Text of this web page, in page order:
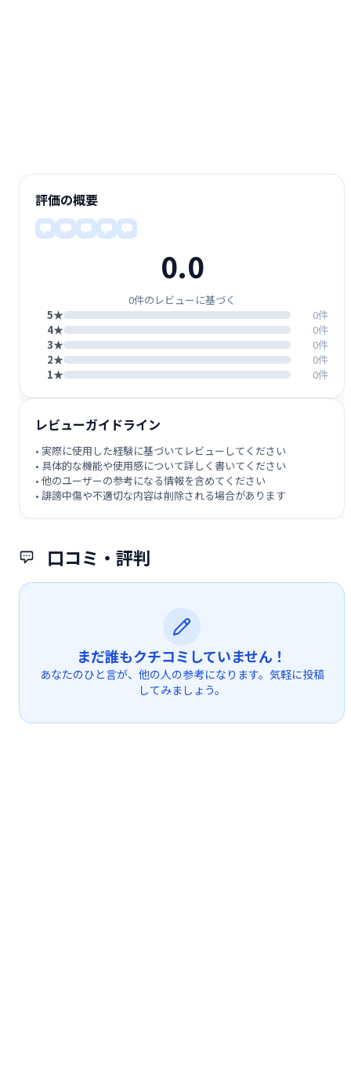
口コミ・評判
まだ誰もクチコミしていません！
あなたのひと言が、他の人の参考になります。気軽に投稿
してみましょう。
評価の概要
0.0
0件のレビューに基づく
5★
0件
4★
0件
3★
0件
2★
0件
1★
0件
レビューガイドライン
• 実際に使用した経験に基づいてレビューしてください
• 具体的な機能や使用感について詳しく書いてください
• 他のユーザーの参考になる情報を含めてください
• 誹謗中傷や不適切な内容は削除される場合があります